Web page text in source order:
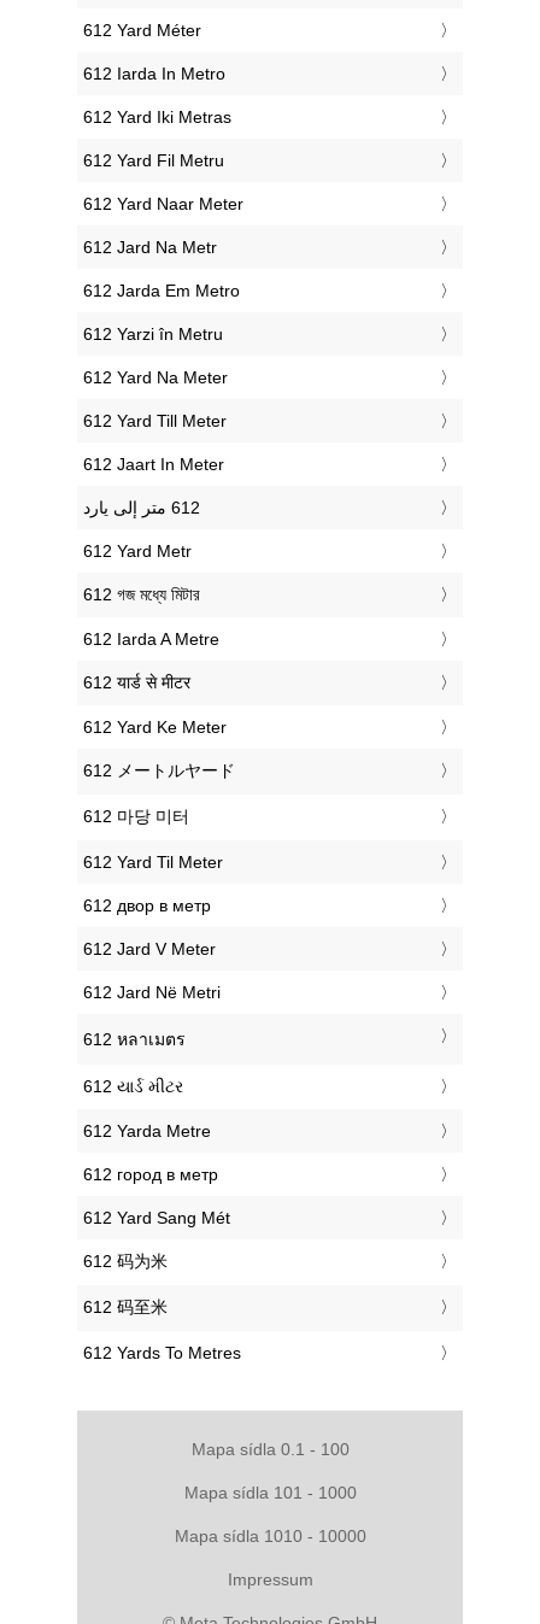
‎612 Yard Méter
‎612 Iarda In Metro
‎612 Yard Iki Metras
‎612 Yard Fil Metru
‎612 Yard Naar Meter
‎612 Jard Na Metr
‎612 Jarda Em Metro
‎612 Yarzi în Metru
‎612 Yard Na Meter
‎612 Yard Till Meter
‎612 Jaart In Meter
‎612 Yard Metr
‎612 গজ মধ্যে মিটার
‎612 Iarda A Metre
‎612 यार्ड से मीटर
‎612 Yard Ke Meter
‎612 メートルヤード
‎612 마당 미터
‎612 Yard Til Meter
‎612 двор в метр
‎612 Jard V Meter
‎612 Jard Në Metri
‎612 หลาเมตร
‎612 યાર્ડ મીટર
‎612 Yarda Metre
‎612 город в метр
‎612 Yard Sang Mét
‎612 码为米
‎612 码至米
‎612 Yards To Metres
Mapa sídla 0.1 - 100
Mapa sídla 101 - 1000
Mapa sídla 1010 - 10000
Impressum